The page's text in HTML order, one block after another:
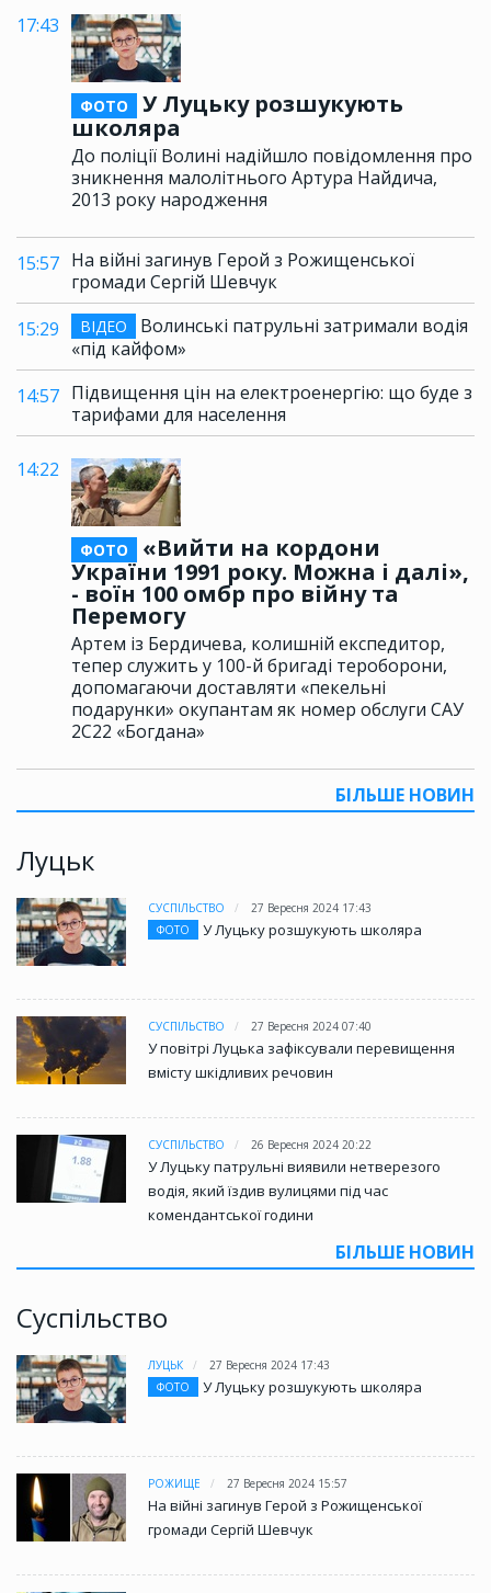
17:43
ФОТО
У Луцьку розшукують
школяра
До поліції Волині надійшло повідомлення про
зникнення малолітнього Артура Найдича,
2013 року народження
15:57 На війні загинув Герой з Рожищенської
громади Сергій Шевчук
15:29
ВІДЕО
Волинські патрульні затримали водія
«під кайфом»
14:57 Підвищення цін на електроенергію: що буде з
тарифами для населення
14:22
ФОТО
«Вийти на кордони
України 1991 року. Можна і далі»,
- воїн 100 омбр про війну та
Перемогу
Артем із Бердичева, колишній експедитор,
тепер служить у 100-й бригаді тероборони,
допомагаючи доставляти «пекельні
подарунки» окупантам як номер обслуги САУ
2С22 «Богдана»
БІЛЬШЕ НОВИН
Луцьк
СУСПІЛЬСТВО
27 Вересня 2024 17:43
ФОТО
У Луцьку розшукують школяра
СУСПІЛЬСТВО 27 Вересня 2024 07:40
У повітрі Луцька зафіксували перевищення
вмісту шкідливих речовин
СУСПІЛЬСТВО 26 Вересня 2024 20:22
У Луцьку патрульні виявили нетверезого
водія, який їздив вулицями під час
комендантської години
БІЛЬШЕ НОВИН
Суспільство
ЛУЦЬК
27 Вересня 2024 17:43
ФОТО
У Луцьку розшукують школяра
РОЖИЩЕ 27 Вересня 2024 15:57
На війні загинув Герой з Рожищенської
громади Сергій Шевчук